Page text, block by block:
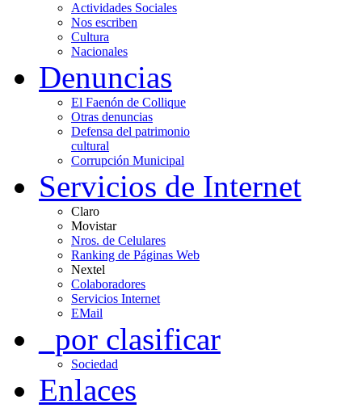
Actividades Sociales
Nos escriben
Cultura
Nacionales
Denuncias
El Faenón de Collique
Otras denuncias
Defensa del patrimonio
cultural
Corrupción Municipal
Servicios de Internet
Claro
Movistar
Nros. de Celulares
Ranking de Páginas Web
Nextel
Colaboradores
Servicios Internet
EMail
_por clasificar
Sociedad
Enlaces